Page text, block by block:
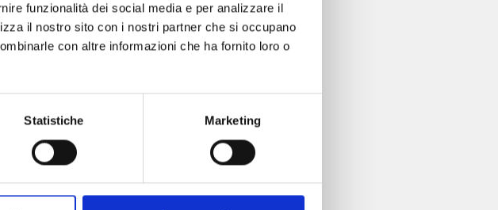
funzionalità dei social media e per analizzare il
il nostro sito con i nostri partner che si occupano
con altre informazioni che ha fornito loro o
Statistiche Marketing